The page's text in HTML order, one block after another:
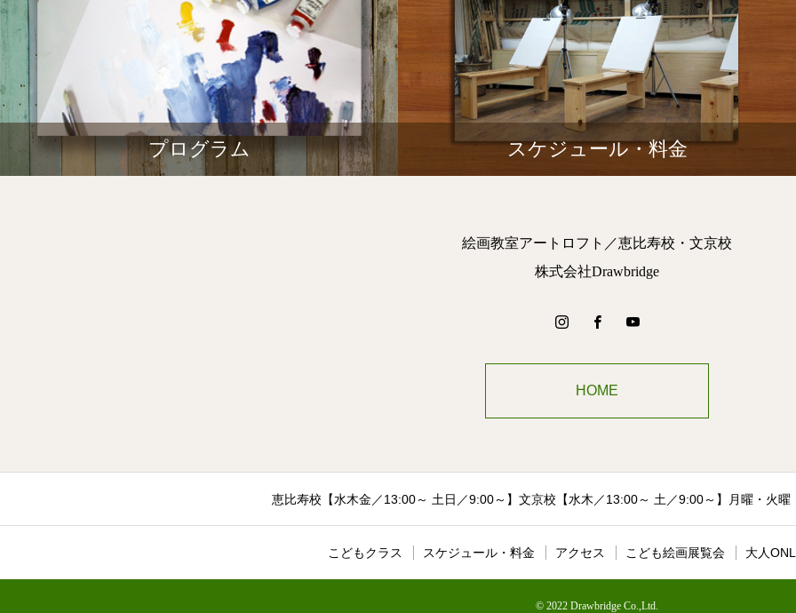
プログラム スケジュール・料金
絵画教室アートロフト／恵比寿校・文京校
株式会社Drawbridge
HOME
恵比寿校【水木金／13:00～ 土日／9:00～】文京校【水木／13:00～ 土／9:00～】月曜・火曜
こどもクラス スケジュール・料金 アクセス こども絵画展覧会 大人
© 2022 Drawbridge Co.,Ltd.